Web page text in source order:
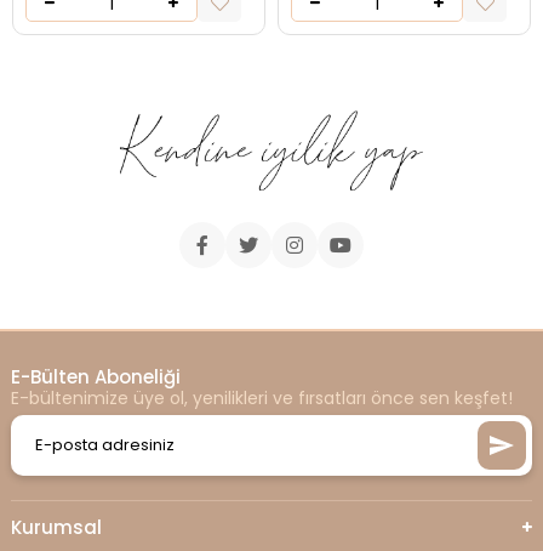
Kurumsal
E-Bülten Aboneliği
E-bültenimize üye ol, yenilikleri ve fırsatları önce sen keşfet!